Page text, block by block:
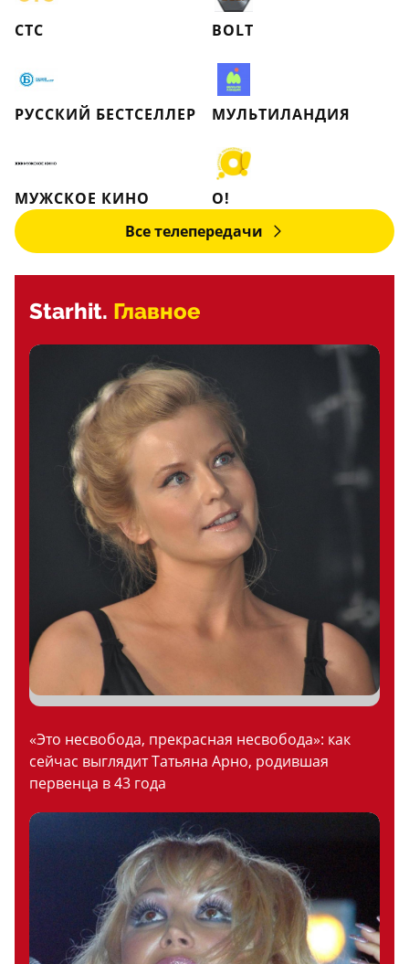
СТС BOLT
РУССКИЙ БЕСТСЕЛЛЕР МУЛЬТИЛАНДИЯ
МУЖСКОЕ КИНО
О!
Все телепередачи
Starhit. Главное
«Это несвобода, прекрасная несвобода»: как
сейчас выглядит Татьяна Арно, родившая
первенца в 43 года